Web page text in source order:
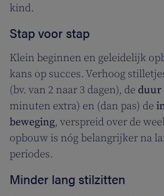
kind.
Stap voor stap
Klein beginnen en geleidelijk
kans op succes. Verhoog
(bv. van 2 naar 3 dagen), de duur
minuten extra) en (dan pas) de
beweging, verspreid over de
opbouw is nóg belangrijker na
periodes.
Minder lang stilzitten